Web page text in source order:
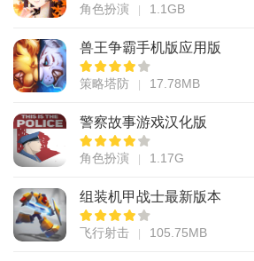
角色扮演 1.1GB
兽王争霸手机版应用版
策略塔防 17.78MB
警察故事游戏汉化版
角色扮演 1.17G
组装机甲战士最新版本
飞行射击 105.75MB